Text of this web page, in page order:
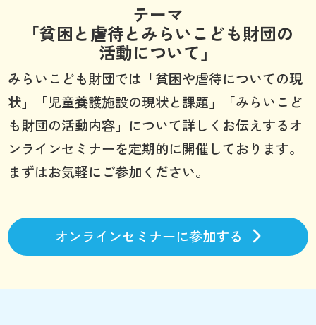
テーマ
「貧困と虐待とみらいこども財団の
活動について」
みらいこども財団では「貧困や虐待についての現
状」「児童養護施設の現状と課題」「みらいこど
も財団の活動内容」について詳しくお伝えするオ
ンラインセミナーを定期的に開催しております。
まずはお気軽にご参加ください。
オンラインセミナーに参加する